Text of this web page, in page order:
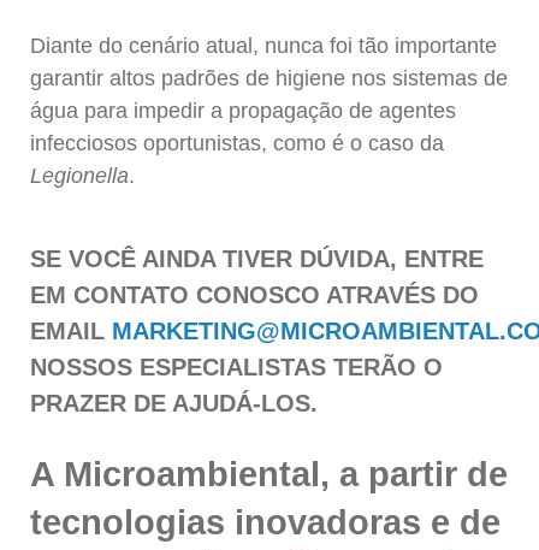
Diante do cenário atual, nunca foi tão importante
garantir altos padrões de higiene nos sistemas de
água para impedir a propagação de agentes
infecciosos oportunistas, como é o caso da
Legionella.
SE VOCÊ AINDA TIVER DÚVIDA, ENTRE
EM CONTATO CONOSCO ATRAVÉS DO
EMAIL
NOSSOS ESPECIALISTAS TERÃO O
PRAZER DE AJUDÁ-LOS.
A Microambiental, a partir de
tecnologias inovadoras e de